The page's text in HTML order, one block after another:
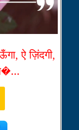
ऐ ज़िंदगी,